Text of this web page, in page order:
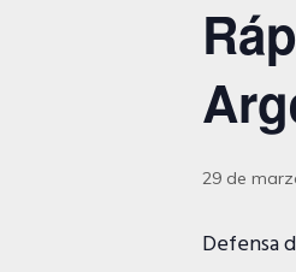
29 de
Defensa